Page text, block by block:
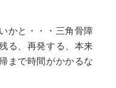
かと・・・三角骨障
る、再発する、本来
まで時間がかかるな